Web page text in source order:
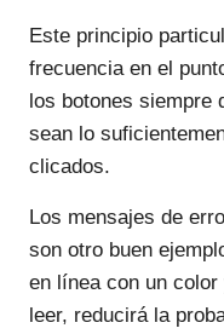
Este principio
frecuencia en el
los botones siempre
sean lo
clicados.
Los mensajes de
son otro buen
en línea con un
leer, reducirá la